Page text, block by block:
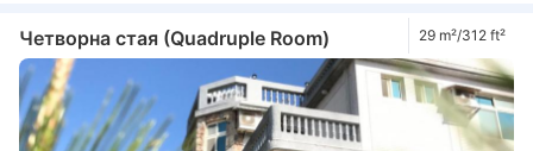
Четворна стая (Quadruple Room) 29 m²/312 ft²